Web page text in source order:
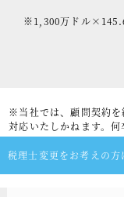
※1,300万ドル
※当社では、顧問契約を
対応いたしかねます。何
税理士変更をお考えの方